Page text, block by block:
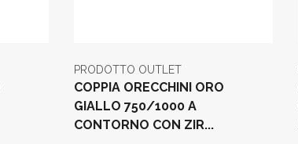
PRODOTTO OUTLET
COPPIA ORECCHINI ORO
GIALLO 750/1000 A
CONTORNO CON ZIR...